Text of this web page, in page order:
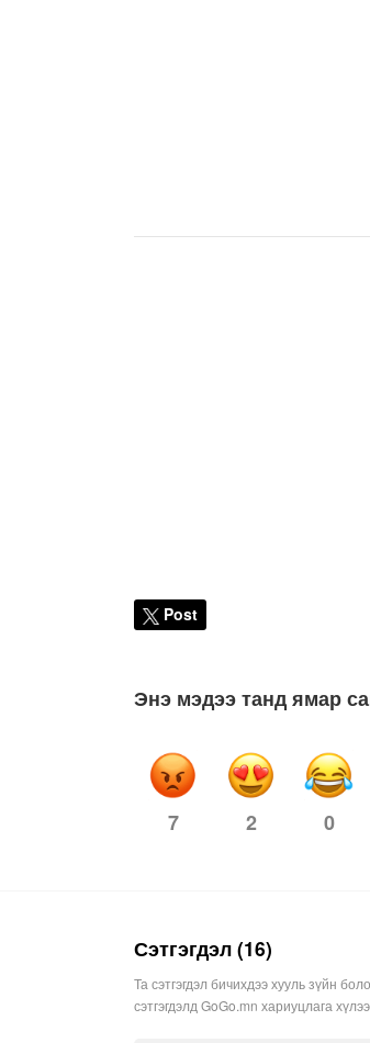
Post
Энэ мэдээ танд ямар
7 2 0
Сэтгэгдэл (16)
Та сэтгэгдэл бичихдээ хууль зүйн
сэтгэгдэлд GoGo.mn хариуцлага